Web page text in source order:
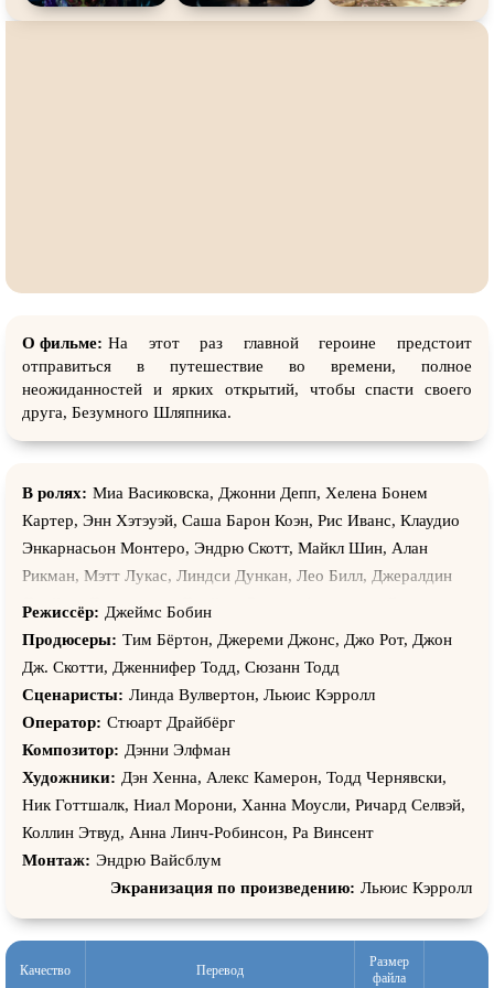
О фильме: На этот раз главной героине предстоит
отправиться в путешествие во времени, полное
неожиданностей и ярких открытий, чтобы спасти своего
друга, Безумного Шляпника.
В ролях: Миа Васиковска, Джонни Депп, Хелена Бонем
Картер, Энн Хэтэуэй, Саша Барон Коэн, Рис Иванс, Клаудио
Энкарнасьон Монтеро, Эндрю Скотт, Майкл Шин, Алан
Рикман, Мэтт Лукас, Линдси Дункан, Лео Билл, Джералдин
Джеймс, Джеральдин Джеймс, Ричард Армитедж, Эд
Спелирс, Тимоти Сполл, Пол Уайтхаус, Стивен Фрай,
Барбара Уиндсор, Мэтт Фогель, Пол Хантер, Уолли Уингерт,
Мира Сьял, Хэтти Морахэн, Луис Эшборн Серкис, Джо
Бобин, Амелия Крауч, Лейла де Меса, Симона Кирби, Джо
Херст, Шиван Редмонд, Оливер Хоукс, Фредерик Уордер, Ив
Хеддервик Тернер, Том Годвин, Дэниэл Хоффман-Гилл,
Джэми Бохэн, Мэтт Уилман, Шиван МакСуини, Овайн Риз
Дейвис, Эдвард Петербридж, Ричард Симс, Нил Эдмонд,
Билл Томас, Кэрол Бин, Росс Карпентер, Мелисса Колье,
Джанин Крэйг, Ли Дэниелс, Мэтт Демпси, Стефани Элстоб,
Клер Уинспер, Мохаммед Али, Фредди Эндрюс, Исаак
Режиссёр: Джеймс Бобин
Продюсеры: Тим Бёртон, Джереми Джонс, Джо Рот, Джон
Дж. Скотти, Дженнифер Тодд, Сюзанн Тодд
Сценаристы: Линда Вулвертон, Льюис Кэрролл
Оператор: Стюарт Драйбёрг
Композитор: Дэнни Элфман
Художники: Дэн Хенна, Алекс Камерон, Тодд Чернявски,
Ник Готтшалк, Ниал Морони, Ханна Моусли, Ричард Селвэй,
Коллин Этвуд, Анна Линч-Робинсон, Ра Винсент
Монтаж: Эндрю Вайсблум
Экранизация по произведению: Льюис Кэрролл
Качество Перевод
Размер
файла